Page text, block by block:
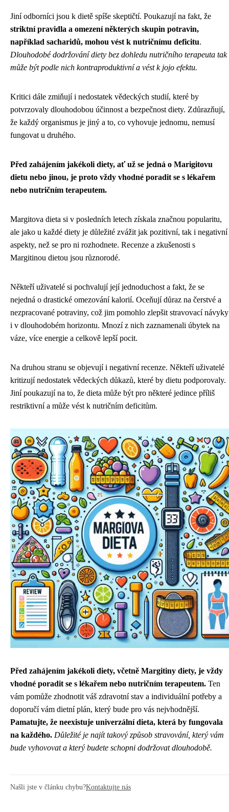
Jiní odborníci jsou k dietě spíše skeptičtí. Poukazují na fakt, že
striktní pravidla a omezení některých skupin potravin,
například sacharidů, mohou vést k nutričnímu deficitu.
Dlouhodobé dodržování diety bez dohledu nutričního terapeuta tak
může být podle nich kontraproduktivní a vést k jojo efektu.
Kritici dále zmiňují i nedostatek vědeckých studií, které by
potvrzovaly dlouhodobou účinnost a bezpečnost diety. Zdůrazňují,
že každý organismus je jiný a to, co vyhovuje jednomu, nemusí
fungovat u druhého.
Před zahájením jakékoli diety, ať už se jedná o Marigitovu
dietu nebo jinou, je proto vždy vhodné poradit se s lékařem
nebo nutričním terapeutem.
Margitova dieta si v posledních letech získala značnou popularitu,
ale jako u každé diety je důležité zvážit jak pozitivní, tak i negativní
aspekty, než se pro ni rozhodnete. Recenze a zkušenosti s
Margitinou dietou jsou různorodé.
Někteří uživatelé si pochvalují její jednoduchost a fakt, že se
nejedná o drastické omezování kalorií. Oceňují důraz na čerstvé a
nezpracované potraviny, což jim pomohlo zlepšit stravovací návyky
i v dlouhodobém horizontu. Mnozí z nich zaznamenali úbytek na
váze, více energie a celkově lepší pocit.
Na druhou stranu se objevují i ​​negativní recenze. Někteří uživatelé
kritizují nedostatek vědeckých důkazů, které by dietu podporovaly.
Jiní poukazují na to, že dieta může být pro některé jedince příliš
restriktivní a může vést k nutričním deficitům.
Před zahájením jakékoli diety, včetně Margitiny diety, je vždy
vhodné poradit se s lékařem nebo nutričním terapeutem. Ten
vám pomůže zhodnotit váš zdravotní stav a individuální potřeby a
doporučí vám dietní plán, který bude pro vás nejvhodnější.
Pamatujte, že neexistuje univerzální dieta, která by fungovala
na každého. Důležité je najít takový způsob stravování, který vám
bude vyhovovat a který budete schopni dodržovat dlouhodobě.
Našli jste v článku chybu?Kontaktujte nás